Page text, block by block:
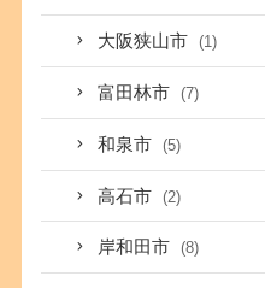
大阪狭山市 (1)
富田林市 (7)
和泉市 (5)
高石市 (2)
岸和田市 (8)